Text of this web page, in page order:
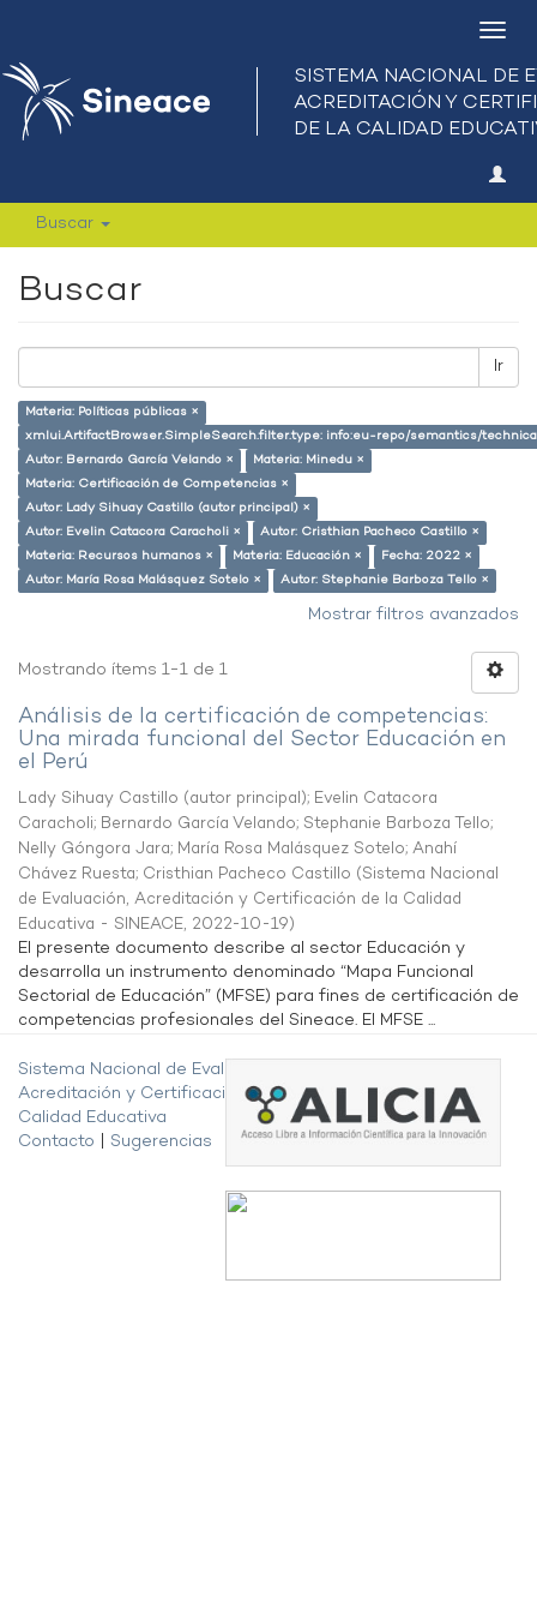
Buscar
Buscar
Ir
Materia: Políticas públicas ×
xmlui.ArtifactBrowser.SimpleSearch.filter.type: info:eu-repo/semantics/
Autor: Bernardo García Velando ×
Materia: Minedu ×
Materia: Certificación de Competencias ×
Autor: Lady Sihuay Castillo (autor principal) ×
Autor: Evelin Catacora Caracholi ×
Autor: Cristhian Pacheco Castillo ×
Materia: Recursos humanos ×
Materia: Educación ×
Fecha: 2022 ×
Autor: María Rosa Malásquez Sotelo ×
Autor: Stephanie Barboza Tello ×
Mostrar filtros avanzados
Mostrando ítems 1-1 de 1
Análisis de la certificación de competencias:
Una mirada funcional del Sector Educación en
el Perú
Lady Sihuay Castillo (autor principal); Evelin Catacora
Caracholi; Bernardo García Velando; Stephanie Barboza Tello;
Nelly Góngora Jara; María Rosa Malásquez Sotelo; Anahí
Chávez Ruesta; Cristhian Pacheco Castillo (Sistema Nacional
de Evaluación, Acreditación y Certificación de la Calidad
Educativa - SINEACE, 2022-10-19)
El presente documento describe al sector Educación y
desarrolla un instrumento denominado “Mapa Funcional
Sectorial de Educación” (MFSE) para fines de certificación de
competencias profesionales del Sineace. El MFSE ...
Sistema Nacional de Evaluación,
Acreditación y Certificación de la
Calidad Educativa
Contacto
Sugerencias